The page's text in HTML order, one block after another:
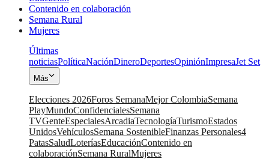
Contenido en colaboración
Semana Rural
Mujeres
Últimas
noticiasPolíticaNaciónDineroDeportesOpiniónImpresaJet Set
Más
Elecciones 2026Foros SemanaMejor ColombiaSemana
PlayMundoConfidencialesSemana
TVGenteEspecialesArcadiaTecnologíaTurismoEstados
UnidosVehículosSemana SostenibleFinanzas Personales4
PatasSaludLoteríasEducaciónContenido en
colaboraciónSemana RuralMujeres